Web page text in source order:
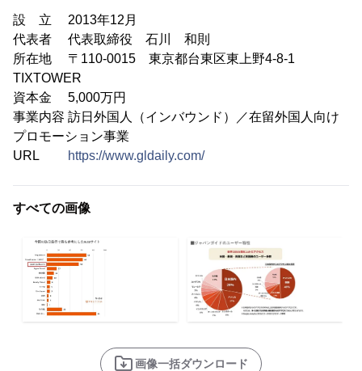
設 立 2013年12月
代表者 代表取締役 石川 和則
所在地 〒110-0015 東京都台東区東上野4-8-1
TIXTOWER
資本金 5,000万円
事業内容 訪日外国人（インバウンド）／在留外国人向け
プロモーション事業
URL
https://www.gldaily.com/
すべての画像
画像一括ダウンロード